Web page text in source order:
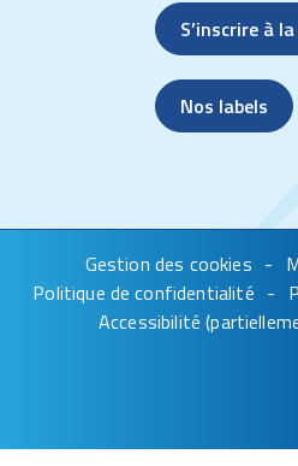
S’inscrire à
Nos labels
Gestion des cookies
Politique de confidentialité
Accessibilité